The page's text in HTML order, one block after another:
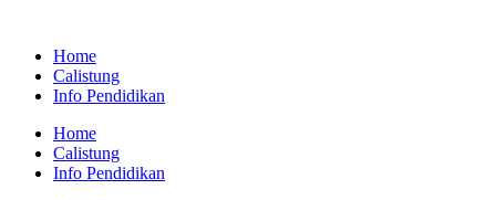
Home
Calistung
Info Pendidikan
Home
Calistung
Info Pendidikan